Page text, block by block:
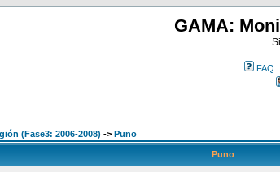
GAMA:
FAQ
(Fase3: 2006-2008) -> Puno
Puno